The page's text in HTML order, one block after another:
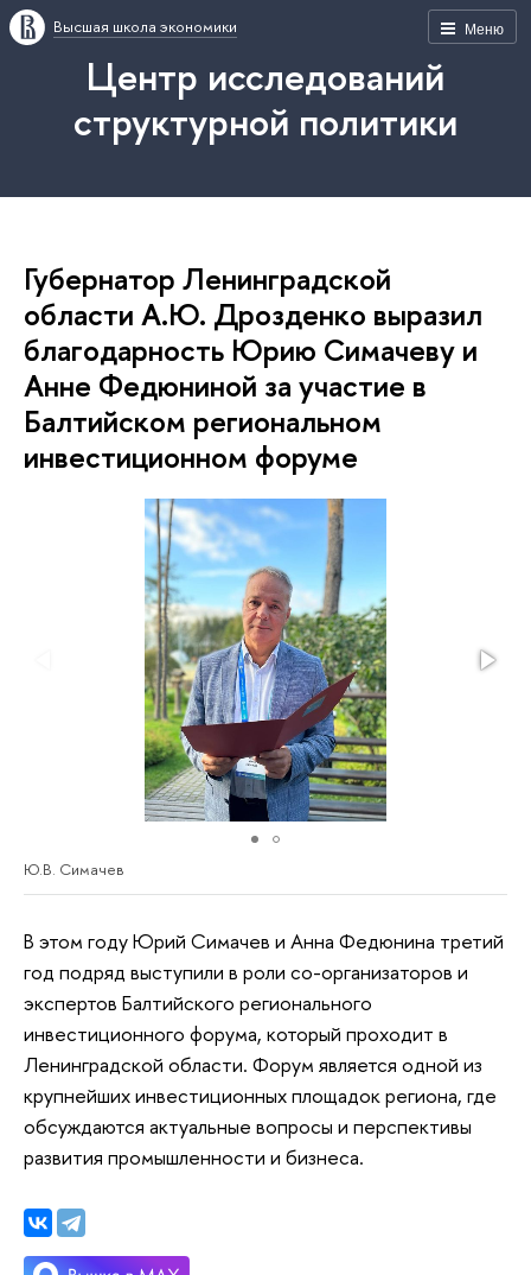
Меню
Высшая школа экономики
Центр исследований
структурной политики
Губернатор Ленинградской
области А.Ю. Дрозденко выразил
благодарность Юрию Симачеву и
Анне Федюниной за участие в
Балтийском региональном
инвестиционном форуме
Ю.В. Симачев
В этом году Юрий Симачев и Анна Федюнина третий
год подряд выступили в роли со-организаторов и
экспертов Балтийского регионального
инвестиционного форума, который проходит в
Ленинградской области. Форум является одной из
крупнейших инвестиционных площадок региона, где
обсуждаются актуальные вопросы и перспективы
развития промышленности и бизнеса.